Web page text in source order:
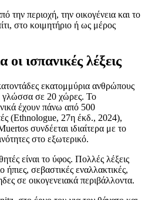
την περιοχή, την οικογένεια και το
στο κοιμητήριο ή ως μέρος
οι ισπανικές λέξεις
εκατομμύρια ανθρώπους
γλώσσα σε 20 χώρες. Το
έχουν πάνω από 500
(Ethnologue, 27η έκδ., 2024),
συνδέεται ιδιαίτερα με το
στο εξωτερικό.
είναι το ύφος. Πολλές λέξεις
σεβαστικές εναλλακτικές,
σε οικογενειακά περιβάλλοντα.